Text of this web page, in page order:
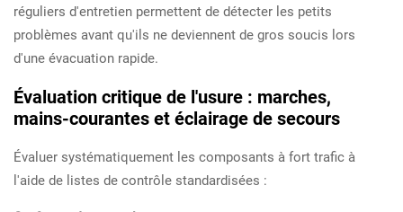
réguliers d'entretien permettent de détecter les petits
problèmes avant qu'ils ne deviennent de gros soucis lors
d'une évacuation rapide.
Évaluation critique de l'usure : marches,
mains-courantes et éclairage de secours
Évaluer systématiquement les composants à fort trafic à
l'aide de listes de contrôle standardisées :